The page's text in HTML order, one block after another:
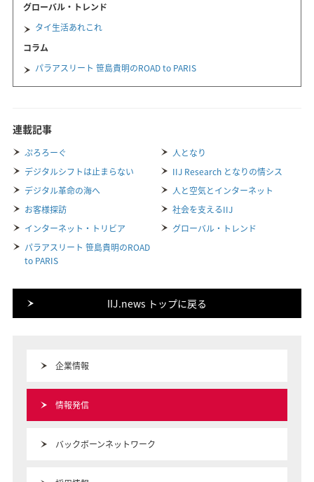
グローバル・トレンド
タイ生活あれこれ
コラム
パラアスリート 笹島貴明のROAD to PARIS
連載記事
ぷろろーぐ
人となり
デジタルシフトは止まらない
IIJ Research となりの情シス
デジタル革命の海へ
人と空気とインターネット
お客様探訪
社会を支えるIIJ
インターネット・トリビア
グローバル・トレンド
パラアスリート 笹島貴明のROAD
to PARIS
IIJ.news トップに戻る
企業情報
情報発信
バックボーンネットワーク